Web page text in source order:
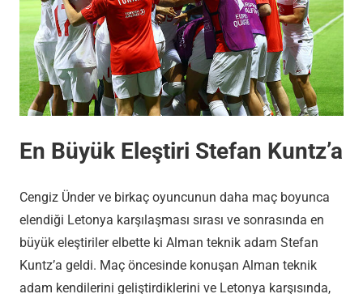
En Büyük Eleştiri Stefan Kuntz’a
Cengiz Ünder ve birkaç oyuncunun daha maç boyunca
elendiği Letonya karşılaşması sırası ve sonrasında en
büyük eleştiriler elbette ki Alman teknik adam Stefan
Kuntz’a geldi. Maç öncesinde konuşan Alman teknik
adam kendilerini geliştirdiklerini ve Letonya karşısında,